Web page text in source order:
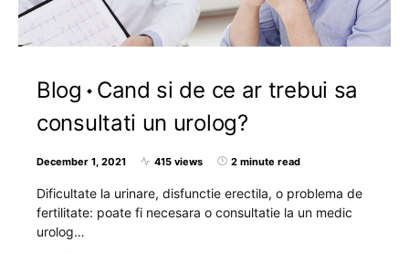
Blog
Cand si de ce ar trebui sa
consultati un urolog?
December 1, 2021 415 views 2 minute read
Dificultate la urinare, disfunctie erectila, o problema de
fertilitate: poate fi necesara o consultatie la un medic
urolog…